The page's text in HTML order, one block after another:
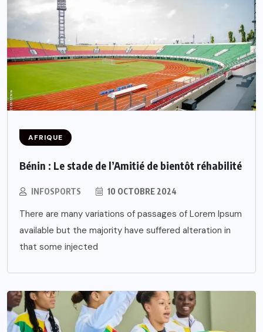
AFRIQUE
Bénin : Le stade de l’Amitié de bientôt réhabilité
INFOSPORTS 10 OCTOBRE 2024
There are many variations of passages of Lorem Ipsum
available but the majority have suffered alteration in
that some injected